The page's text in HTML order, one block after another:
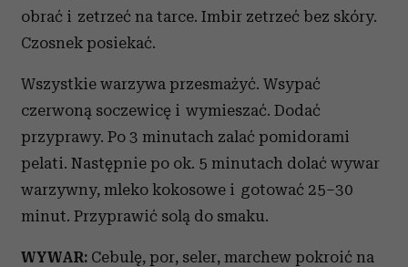
obrać i zetrzeć na tarce. Imbir zetrzeć bez skóry.
Czosnek posiekać.
Wszystkie warzywa przesmażyć. Wsypać
czerwoną soczewicę i wymieszać. Dodać
przyprawy. Po 3 minutach zalać pomidorami
pelati. Następnie po ok. 5 minutach dolać wywar
warzywny, mleko kokosowe i gotować 25–30
minut. Przyprawić solą do smaku.
WYWAR: Cebulę, por, seler, marchew pokroić na